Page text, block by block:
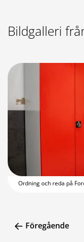
Bildgalleri
Ordning och reda på
Föregående